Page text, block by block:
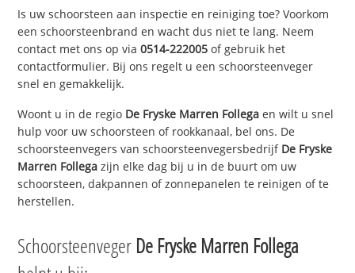
Is uw schoorsteen aan inspectie en reiniging toe? Voorkom
een schoorsteenbrand en wacht dus niet te lang. Neem
contact met ons op via0514-222005 of gebruik het
contactformulier. Bij ons regelt u een schoorsteenveger
snel en gemakkelijk.
Woont u in de regio De Fryske Marren Follega en wilt u snel
hulp voor uw schoorsteen of rookkanaal, bel ons. De
schoorsteenvegers van schoorsteenvegersbedrijf De Fryske
Marren Follega zijn elke dag bij u in de buurt om uw
schoorsteen, dakpannen of zonnepanelen te reinigen of te
herstellen.
Schoorsteenveger De Fryske Marren Follega